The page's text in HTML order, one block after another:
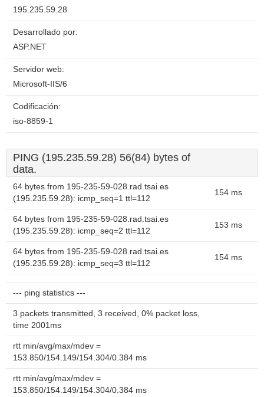
195.235.59.28
Desarrollado por:
ASP.NET
Servidor web:
Microsoft-IIS/6
Codificación:
iso-8859-1
PING (195.235.59.28) 56(84) bytes of
data.
64 bytes from 195-235-59-028.rad.tsai.es
(195.235.59.28): icmp_seq=1 ttl=112
154 ms
64 bytes from 195-235-59-028.rad.tsai.es
(195.235.59.28): icmp_seq=2 ttl=112
153 ms
64 bytes from 195-235-59-028.rad.tsai.es
(195.235.59.28): icmp_seq=3 ttl=112
154 ms
--- ping statistics ---
3 packets transmitted, 3 received, 0% packet loss,
time 2001ms
rtt min/avg/max/mdev =
153.850/154.149/154.304/0.384 ms
rtt min/avg/max/mdev =
153.850/154.149/154.304/0.384 ms